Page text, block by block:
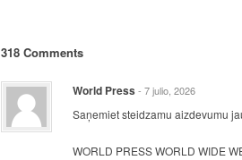
318 Comments
World Press - 7 julio, 2026
Saņemiet steidzamu aizdevumu
WORLD PRESS WORLD WIDE